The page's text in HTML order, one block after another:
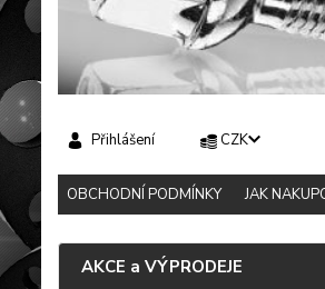
OBCHODNÍ PODMÍNKY JAK
CZK
Přihlášení
AKCE a VÝPRODEJE